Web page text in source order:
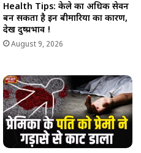
Health Tips: केले का अधिक सेवन
बन सकता है इन बीमारियों का कारण,
देखें दुष्प्रभाव !
August 9, 2026